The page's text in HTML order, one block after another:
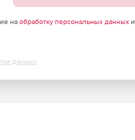
на обработку персональных данныхи
данных